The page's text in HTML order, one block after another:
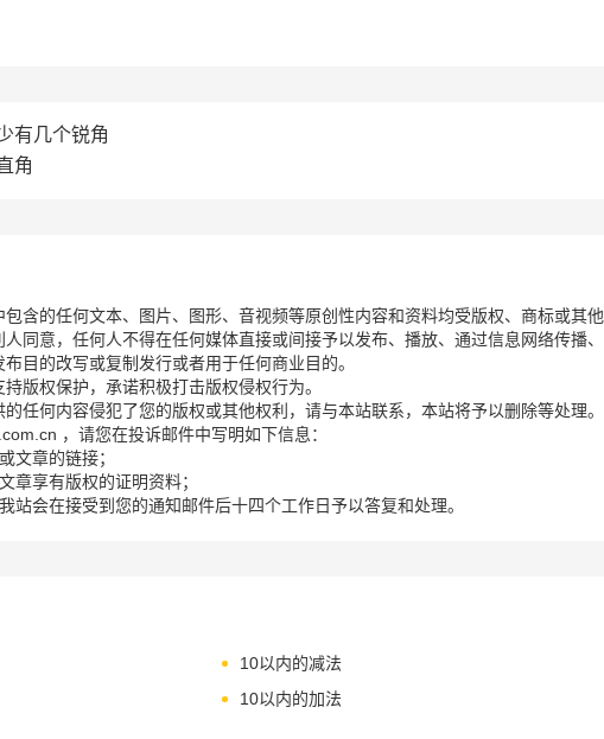
有几个锐角
角
含的任何文本、图片、图形、音视频等原创性内容和资料均受版权、商标或其他
同意，任何人不得在任何媒体直接或间接予以发布、播放、通过信息网络传播、
目的改写或复制发行或者用于任何商业目的。
版权保护，承诺积极打击版权侵权行为。
任何内容侵犯了您的版权或其他权利，请与本站联系，本站将予以删除等处理。
，请您在投诉邮件中写明如下信息：
文章的链接；
章享有版权的证明资料；
站会在接受到您的通知邮件后十四个工作日予以答复和处理。
10以内的减法
10以内的加法